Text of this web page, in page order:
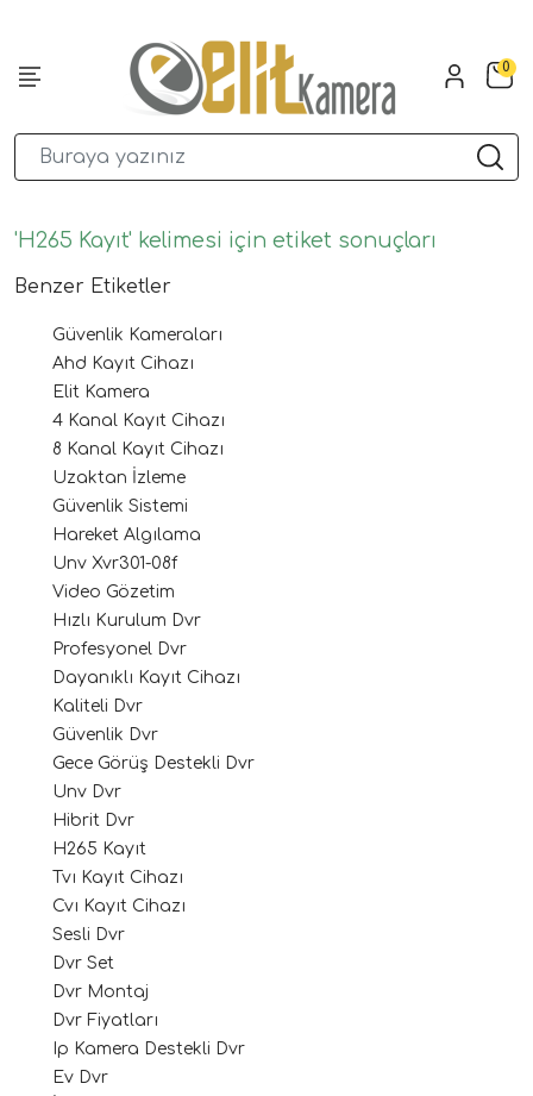
0
'H265 Kayıt' kelimesi için etiket sonuçları
Benzer Etiketler
Güvenlik Kameraları
Ahd Kayıt Cihazı
Elit Kamera
4 Kanal Kayıt Cihazı
8 Kanal Kayıt Cihazı
Uzaktan İzleme
Güvenlik Sistemi
Hareket Algılama
Unv Xvr301-08f
Video Gözetim
Hızlı Kurulum Dvr
Profesyonel Dvr
Dayanıklı Kayıt Cihazı
Kaliteli Dvr
Güvenlik Dvr
Gece Görüş Destekli Dvr
Unv Dvr
Hibrit Dvr
H265 Kayıt
Tvı Kayıt Cihazı
Cvı Kayıt Cihazı
Sesli Dvr
Dvr Set
Dvr Montaj
Dvr Fiyatları
Ip Kamera Destekli Dvr
Ev Dvr